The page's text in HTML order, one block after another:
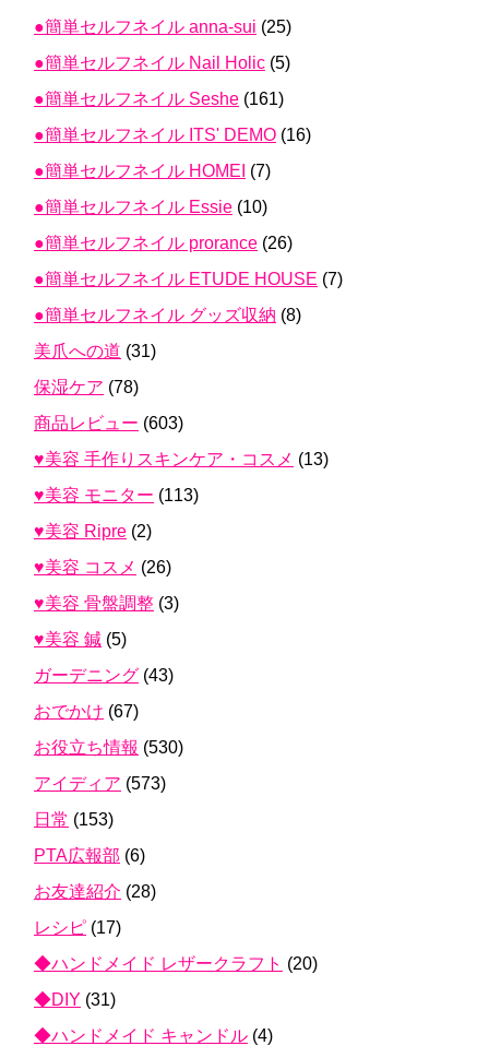
●簡単セルフネイル anna-sui (25)
●簡単セルフネイル Nail Holic (5)
●簡単セルフネイル Seshe (161)
●簡単セルフネイル ITS' DEMO (16)
●簡単セルフネイル HOMEI (7)
●簡単セルフネイル Essie (10)
●簡単セルフネイル prorance (26)
●簡単セルフネイル ETUDE HOUSE (7)
●簡単セルフネイル グッズ収納 (8)
美爪への道 (31)
保湿ケア (78)
商品レビュー (603)
♥美容 手作りスキンケア・コスメ (13)
♥美容 モニター (113)
♥美容 Ripre (2)
♥美容 コスメ (26)
♥美容 骨盤調整 (3)
♥美容 鍼 (5)
ガーデニング (43)
おでかけ (67)
お役立ち情報 (530)
アイディア (573)
日常 (153)
PTA広報部 (6)
お友達紹介 (28)
レシピ (17)
◆ハンドメイド レザークラフト (20)
◆DIY (31)
◆ハンドメイド キャンドル (4)